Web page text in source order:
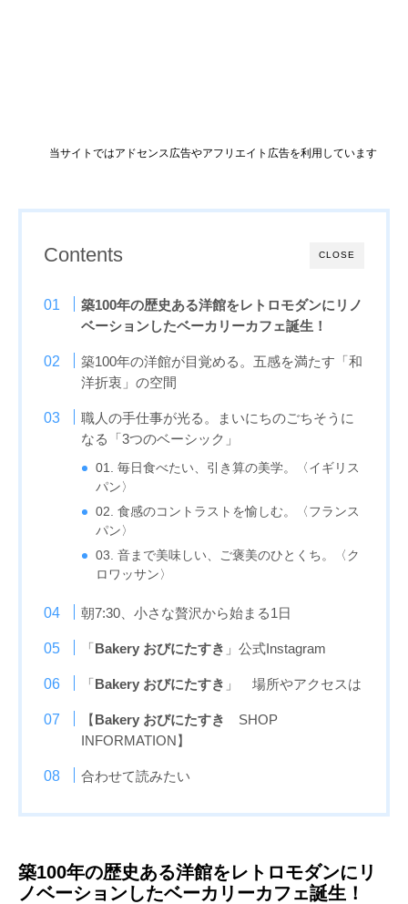
当サイトではアドセンス広告やアフリエイト広告を利用しています
CLOSE
Contents
築100年の歴史ある洋館をレトロモダンにリノ
ベーションしたベーカリーカフェ誕生！
築100年の洋館が目覚める。五感を満たす「和
洋折衷」の空間
職人の手仕事が光る。まいにちのごちそうに
なる「3つのベーシック」
01. 毎日食べたい、引き算の美学。〈イギリス
パン〉
02. 食感のコントラストを愉しむ。〈フランス
パン〉
03. 音まで美味しい、ご褒美のひとくち。〈ク
ロワッサン〉
朝7:30、小さな贅沢から始まる1日
「Bakery おびにたすき 」公式Instagram
「Bakery おびにたすき 」 場所やアクセスは
【Bakery おびにたすき
SHOP
INFORMATION】
合わせて読みたい
築100年の歴史ある洋館をレトロモダンにリ
ノベーションしたベーカリーカフェ誕生！